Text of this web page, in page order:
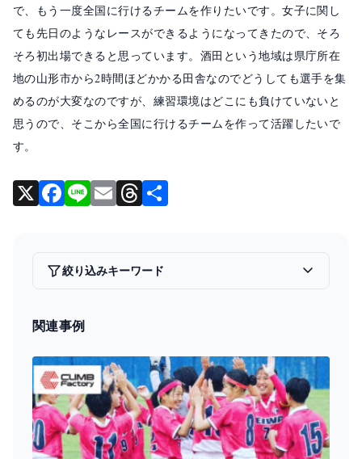
で、もう一度全国に行けるチームを作りたいです。女子に関し
ても先日のようなレースができるようになってきたので、そろ
そろ初出場できると思っています。酒田という地域は県庁所在
地の山形市から2時間ほどかかる田舎なのでどうしても選手を集
めるのが大変なのですが、練習環境はどこにも負けていないと
思うので、そこから全国に行けるチームを作って活躍したいで
す。
X F
e
o
o
k
Li E
l
T
a
絞り込みキーワード
関連事例